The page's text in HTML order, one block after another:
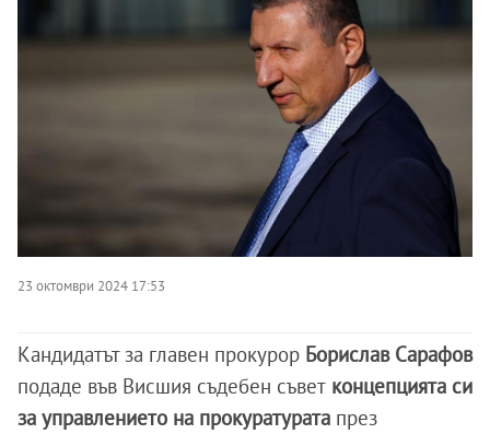
23 октомври 2024 17:53
Кандидатът за главен прокурор Борислав Сарафов
подаде във Висшия съдебен съвет концепцията си
за управлението на прокуратурата през